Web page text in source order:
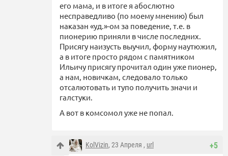
его мама, и в итоге я абослютно
несправедливо (по моему мнению) был
наказан «уд.»-ом за поведение, т.е. в
пионерию приняли в числе последних.
Присягу наизусть выучил, форму наутюжил,
а в итоге просто рядом с памятником
Ильичу присягу прочитал один уже пионер,
а нам, новичкам, следовало только
отсалютовать и тупо получить значи и
галстуки.
А вот в комсомол уже не попал.
+5
KolVizin, 23 Апреля , url